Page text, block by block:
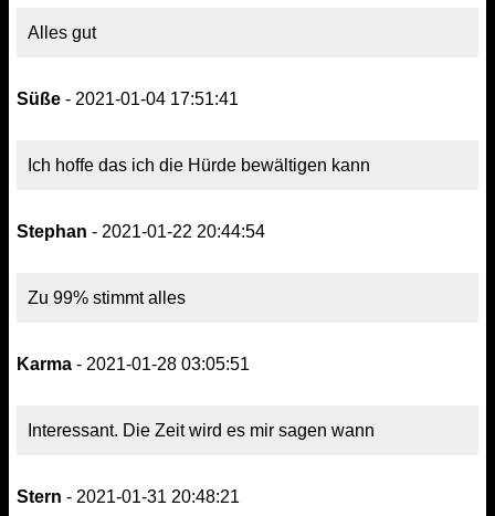
Alles gut
Süße - 2021-01-04 17:51:41
Ich hoffe das ich die Hürde bewältigen kann
Stephan - 2021-01-22 20:44:54
Zu 99% stimmt alles
Karma - 2021-01-28 03:05:51
Interessant. Die Zeit wird es mir sagen wann
Stern - 2021-01-31 20:48:21